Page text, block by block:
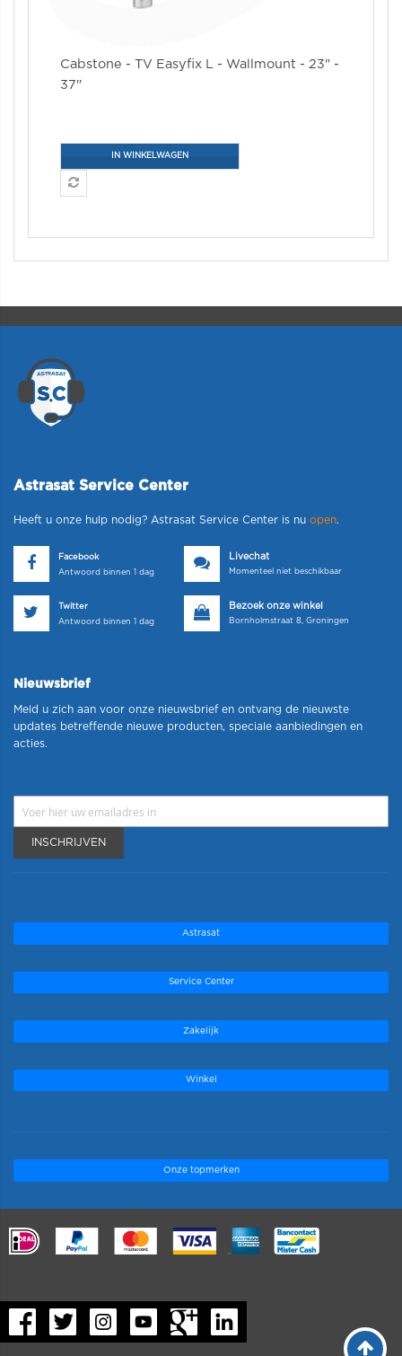
Cabstone - TV Easyfix L - Wallmount - 23" -
37"
IN WINKELWAGEN
Astrasat Service Center
Heeft u onze hulp nodig? Astrasat Service Center is nu open.
Facebook
Antwoord binnen 1 dag
Livechat
Momenteel niet beschikbaar
Twitter
Antwoord binnen 1 dag
Bezoek onze winkel
Bornholmstraat 8, Groningen
Nieuwsbrief
Meld u zich aan voor onze nieuwsbrief en ontvang de nieuwste
updates betreffende nieuwe producten, speciale aanbiedingen en
acties.
INSCHRIJVEN
Astrasat
Service Center
Zakelijk
Winkel
Onze topmerken
.